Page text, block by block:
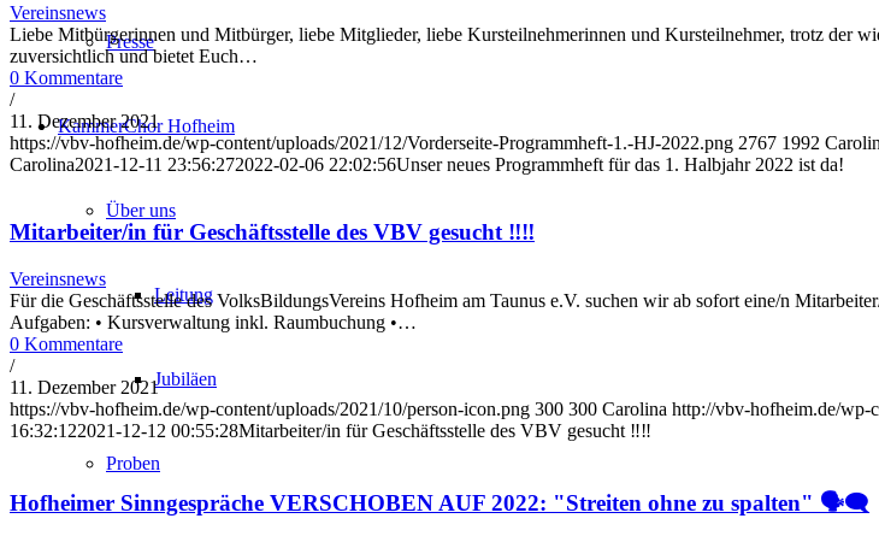
Presse
KammerChor Hofheim
Über uns
Leitung
Jubiläen
Proben
Vereinsnews
Liebe Mitbürgerinnen und Mitbürger, liebe Mitglieder, liebe Kursteilnehmerinnen und Kursteilnehmer, trotz der
zuversichtlich und bietet Euch…
0 Kommentare
/
11. Dezember 2021
https://vbv-hofheim.de/wp-content/uploads/2021/12/Vorderseite-Programmheft-1.-HJ-2022.png 2767 1992
Carolina2021-12-11 23:56:272022-02-06 22:02:56Unser neues Programmheft für das 1. Halbjahr 2022 ist da!
Mitarbeiter/in für Geschäftsstelle des VBV gesucht ‼‼
Vereinsnews
Für die Geschäftsstelle des VolksBildungsVereins Hofheim am Taunus e.V. suchen wir ab sofort eine/n
Aufgaben: • Kursverwaltung inkl. Raumbuchung •…
0 Kommentare
/
11. Dezember 2021
https://vbv-hofheim.de/wp-content/uploads/2021/10/person-icon.png 300 300 Carolina http://vbv-hofheim.de/wp-
16:32:122021-12-12 00:55:28Mitarbeiter/in für Geschäftsstelle des VBV gesucht ‼‼
Hofheimer Sinngespräche VERSCHOBEN AUF 2022: "Streiten ohne zu spalten" 🗣🗨